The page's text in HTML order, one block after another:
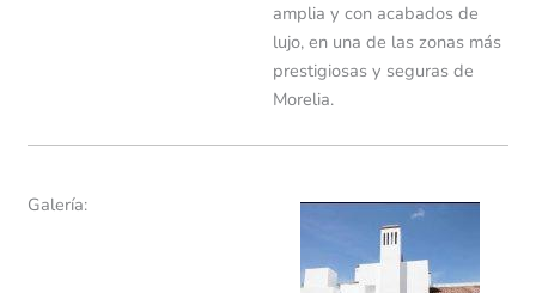
amplia y con acabados de
lujo, en una de las zonas más
prestigiosas y seguras de
Morelia.
Galería: